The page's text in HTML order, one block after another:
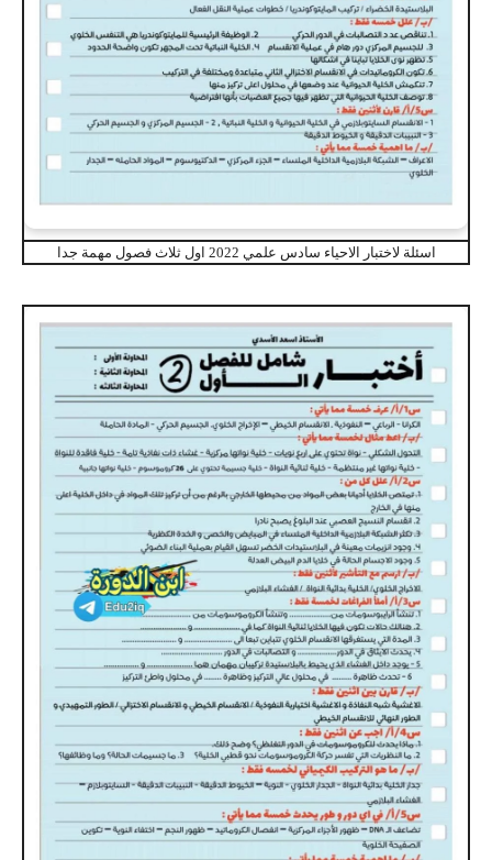
اسئلة لاختبار الاحياء سادس علمي 2022 اول ثلاث فصول مهمة جدا